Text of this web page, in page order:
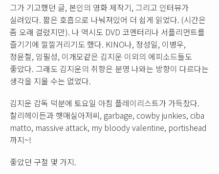
그가 기고했던 글, 본인의 영화 제작기, 그리고 인터뷰가
실려있다. 짧은 호흡으로 나눠져있어 더 쉽게 읽었다. (시간은
좀 오래 걸렸지만). 나 역시도 DVD 코멘터리나 서플리먼트를
즐기기에 낄낄거리기도 했다. KINO나, 정성일, 이병우,
정윤철, 임필성, 이개모같은 김지운 이외의 에피소드들도
좋았다. 그래도 김지운의 취향은 분명 나와는 방향이 다르다는
생각을 지울 수는 없었다.
김지운 감독 덕분에 토요일 아침 플레이리스트가 가득찼다.
찰리헤이든과 햇매실아저씨, garbage, cowby junkies, ciba
matto, massive attack, my bloody valentine, portishead
까지~!
좋았던 구절 몇 가지.